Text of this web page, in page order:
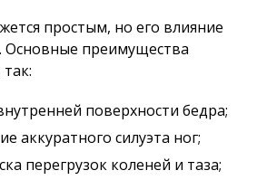
простым, но его влияние
Основные преимущества
поверхности бедра;
аккуратного силуэта ног;
перегрузок коленей и таза;